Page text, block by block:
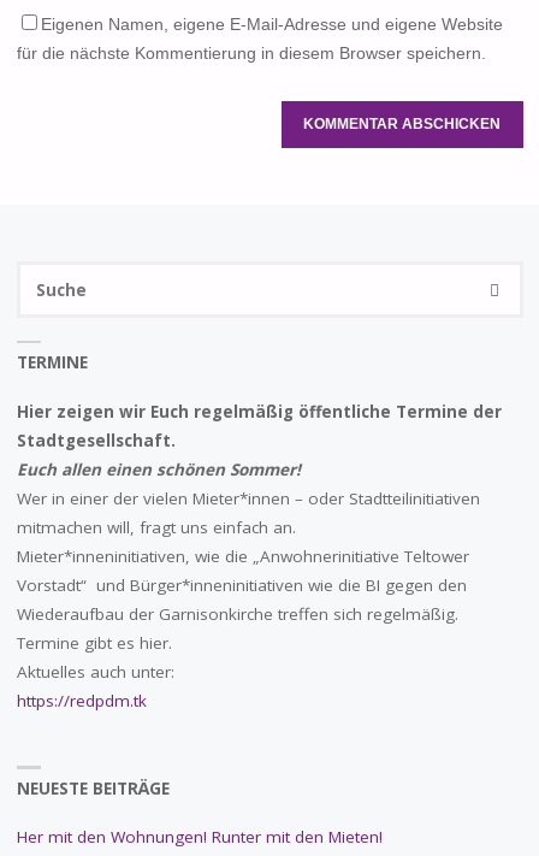
Eigenen Namen, eigene E-Mail-Adresse und eigene Website
für die nächste Kommentierung in diesem Browser speichern.
SUCHE
TERMINE
Hier zeigen wir Euch regelmäßig öffentliche Termine der
Stadtgesellschaft.
Euch allen einen schönen Sommer!
Wer in einer der vielen Mieter*innen – oder Stadtteilinitiativen
mitmachen will, fragt uns einfach an.
Mieter*inneninitiativen, wie die „Anwohnerinitiative Teltower
Vorstadt“ und Bürger*inneninitiativen wie die BI gegen den
Wiederaufbau der Garnisonkirche treffen sich regelmäßig.
Termine gibt es hier.
Aktuelles auch unter:
https://redpdm.tk
NEUESTE BEITRÄGE
Her mit den Wohnungen! Runter mit den Mieten!